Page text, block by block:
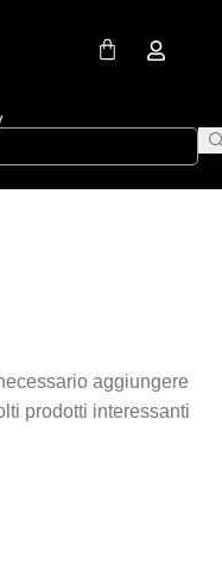
aggiungere
prodotti interessanti